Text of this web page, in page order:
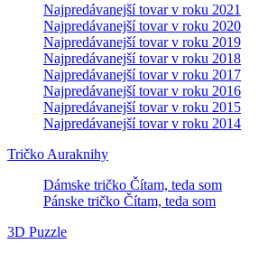
Najpredávanejší tovar v roku 2021
Najpredávanejší tovar v roku 2020
Najpredávanejší tovar v roku 2019
Najpredávanejší tovar v roku 2018
Najpredávanejší tovar v roku 2017
Najpredávanejší tovar v roku 2016
Najpredávanejší tovar v roku 2015
Najpredávanejší tovar v roku 2014
Tričko Auraknihy
Dámske tričko Čítam, teda som
Pánske tričko Čítam, teda som
3D Puzzle